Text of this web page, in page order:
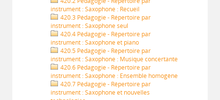
instrument : Saxophone : Recueil
420.3 Pédagogie - Répertoire par
instrument : Saxophone seul
420.4 Pédagogie - Répertoire par
instrument : Saxophone et piano
420.5 Pédagogie - Répertoire par
instrument : Saxophone : Musique concertante
420.6 Pédagogie - Répertoire par
instrument : Saxophone : Ensemble homogène
420.7 Pédagogie - Répertoire par
instrument : Saxophone et nouvelles